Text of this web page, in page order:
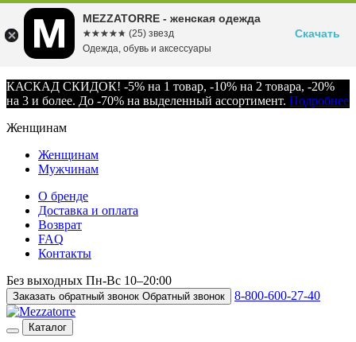
КАСКАД СКИДОК! -5% на 1 товар, -10% на 2 товара, -20%
на 3 и более. До -70% на выделенный ассортимент. Подробнее
Женщинам
Женщинам
Мужчинам
О бренде
Доставка и оплата
Возврат
FAQ
Контакты
Без выходных Пн-Вс 10–20:00
Заказать обратный звонок Обратный звонок 8-800-600-27-40
Каталог
MEZZATORRE - женская одежда
☆☆☆☆☆
★★★★★ (25) звезд
Одежда, обувь и аксессуары
Скачать